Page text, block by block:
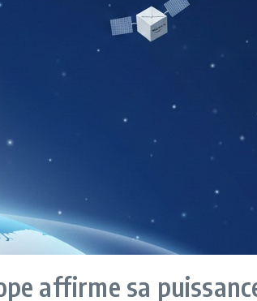
affirme sa